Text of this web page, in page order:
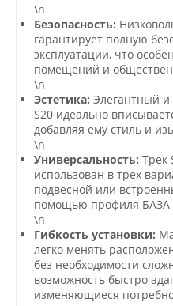
\n
Безопасность:
гарантирует полную
эксплуатации, что
помещений и
\n
Эстетика: Элегантный
S20 идеально
добавляя ему стиль и
\n
Универсальность: Трек
использован в трех
подвесной или
помощью профиля БАЗА
\n
Гибкость установки:
легко менять
без необходимости
возможность быстро
изменяющиеся